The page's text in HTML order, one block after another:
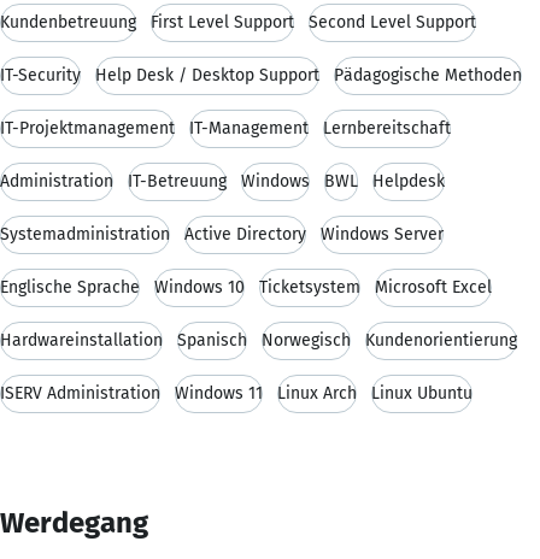
Kundenbetreuung First Level Support Second Level Support
IT-Security Help Desk / Desktop Support Pädagogische Methoden
IT-Projektmanagement IT-Management Lernbereitschaft
Administration IT-Betreuung Windows BWL Helpdesk
Systemadministration Active Directory Windows Server
Englische Sprache Windows 10 Ticketsystem Microsoft Excel
Hardwareinstallation Spanisch Norwegisch Kundenorientierung
ISERV Administration Windows 11 Linux Arch Linux Ubuntu
Werdegang